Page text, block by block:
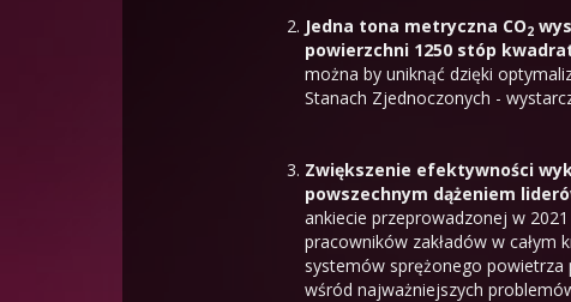
Jedna tona metryczna CO2
powierzchni 1250 stóp
można by uniknąć dzięki
Stanach Zjednoczonych -
Zwiększenie efektywności
powszechnym dążeniem
ankiecie przeprowadzonej w
pracowników zakładów w
systemów sprężonego powietrza
wśród najważniejszych